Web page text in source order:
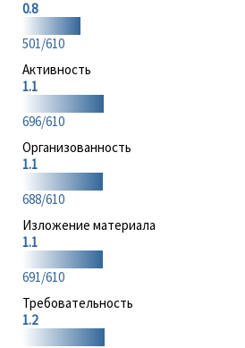
0.8
501/610
Активность
1.1
696/610
Организованность
1.1
688/610
Изложение материала
1.1
691/610
Требовательность
1.2